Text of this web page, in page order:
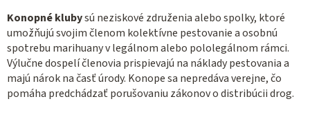
Konopné klubysú neziskové združenia alebo spolky, ktoré
umožňujú svojim členom kolektívne pestovanie a osobnú
spotrebu marihuany v legálnom alebo pololegálnom rámci.
Výlučne dospelí členovia prispievajú na náklady pestovania a
majú nárok na časť úrody. Konope sa nepredáva verejne, čo
pomáha predchádzať porušovaniu zákonov o distribúcii drog.